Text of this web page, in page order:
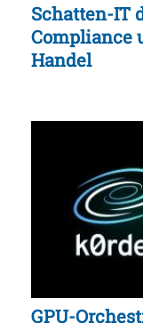
Schatten-IT
Compliance
Handel
GPU-